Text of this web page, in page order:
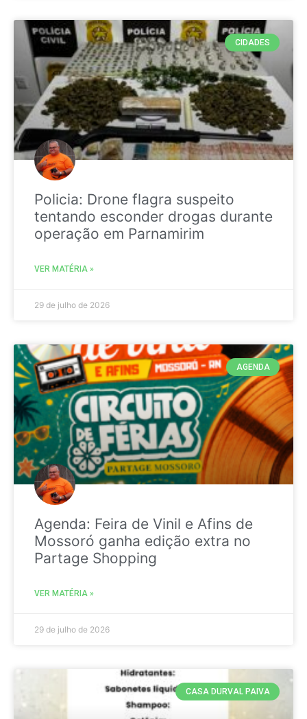
CIDADES
Policia: Drone flagra suspeito
tentando esconder drogas durante
operação em Parnamirim
VER MATÉRIA »
29 de julho de 2026
AGENDA
Agenda: Feira de Vinil e Afins de
Mossoró ganha edição extra no
Partage Shopping
VER MATÉRIA »
29 de julho de 2026
CASA DURVAL PAIVA